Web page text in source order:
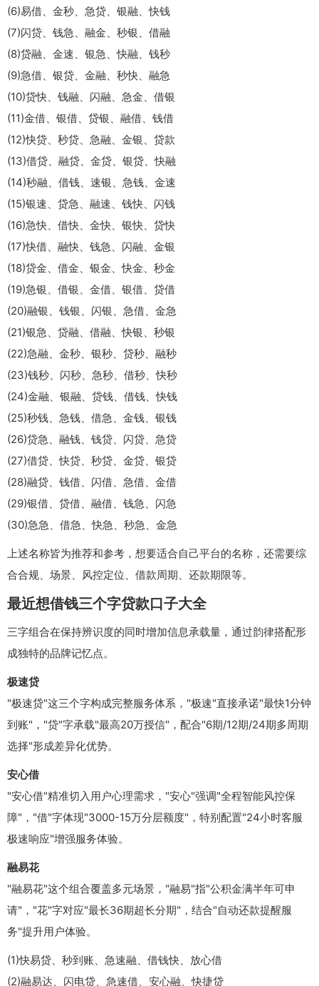
(6)易借、金秒、急贷、银融、快钱
(7)闪贷、钱急、融金、秒银、借融
(8)贷融、金速、银急、快融、钱秒
(9)急借、银贷、金融、秒快、融急
(10)贷快、钱融、闪融、急金、借银
(11)金借、银借、贷银、融借、钱借
(12)快贷、秒贷、急融、金银、贷款
(13)借贷、融贷、金贷、银贷、快融
(14)秒融、借钱、速银、急钱、金速
(15)银速、贷急、融速、钱快、闪钱
(16)急快、借快、金快、银快、贷快
(17)快借、融快、钱急、闪融、金银
(18)贷金、借金、银金、快金、秒金
(19)急银、借银、金借、银借、贷借
(20)融银、钱银、闪银、急借、金急
(21)银急、贷融、借融、快银、秒银
(22)急融、金秒、银秒、贷秒、融秒
(23)钱秒、闪秒、急秒、借秒、快秒
(24)金融、银融、贷钱、借钱、快钱
(25)秒钱、急钱、借急、金钱、银钱
(26)贷急、融钱、钱贷、闪贷、急贷
(27)借贷、快贷、秒贷、金贷、银贷
(28)融贷、钱借、闪借、急借、金借
(29)银借、贷借、融借、钱急、闪急
(30)急急、借急、快急、秒急、金急
上述名称皆为推荐和参考，想要适合自己平台的名称，还需要综
合合规、场景、风控定位、借款周期、还款期限等。
最近想借钱三个字贷款口子大全
三字组合在保持辨识度的同时增加信息承载量，通过韵律搭配形
成独特的品牌记忆点。
极速贷
"极速贷"这三个字构成完整服务体系，"极速"直接承诺"最快1分钟
到账"，"贷"字承载"最高20万授信"，配合"6期/12期/24期多周期
选择"形成差异化优势。
安心借
"安心借"精准切入用户心理需求，"安心"强调"全程智能风控保
障"，"借"字体现"3000-15万分层额度"，特别配置"24小时客服
极速响应"增强服务体验。
融易花
"融易花"这个组合覆盖多元场景，"融易"指"公积金满半年可申
请"，"花"字对应"最长36期超长分期"，结合"自动还款提醒服
务"提升用户体验。
(1)快易贷、秒到账、急速融、借钱快、放心借
(2)融易达、闪电贷、急速借、安心融、快捷贷